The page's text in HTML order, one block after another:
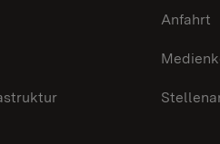
Anfahrt